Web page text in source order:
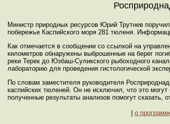
Министр природных ресурсов Юрий Трутнев
побережье Каспийского моря 281 тюленя.
Как отмечается в сообщении со ссылкой на
километров обнаружены выброшенные на берег
реки Терек до Юзбаш-Суликского рыбоходного
лабораторию для проведения гистологической
По словам заместителя руководителя
каспийских тюленей. Он не исключил, что это
полученные результаты анализов помогут сказать,
о